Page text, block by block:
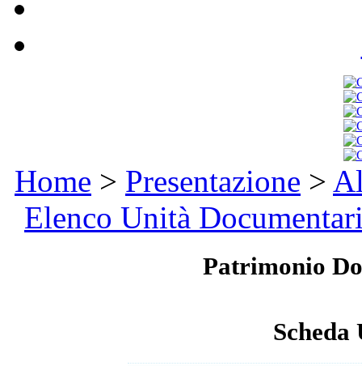
Home > Presentazione >
Elenco Unità
Patrimonio
Scheda